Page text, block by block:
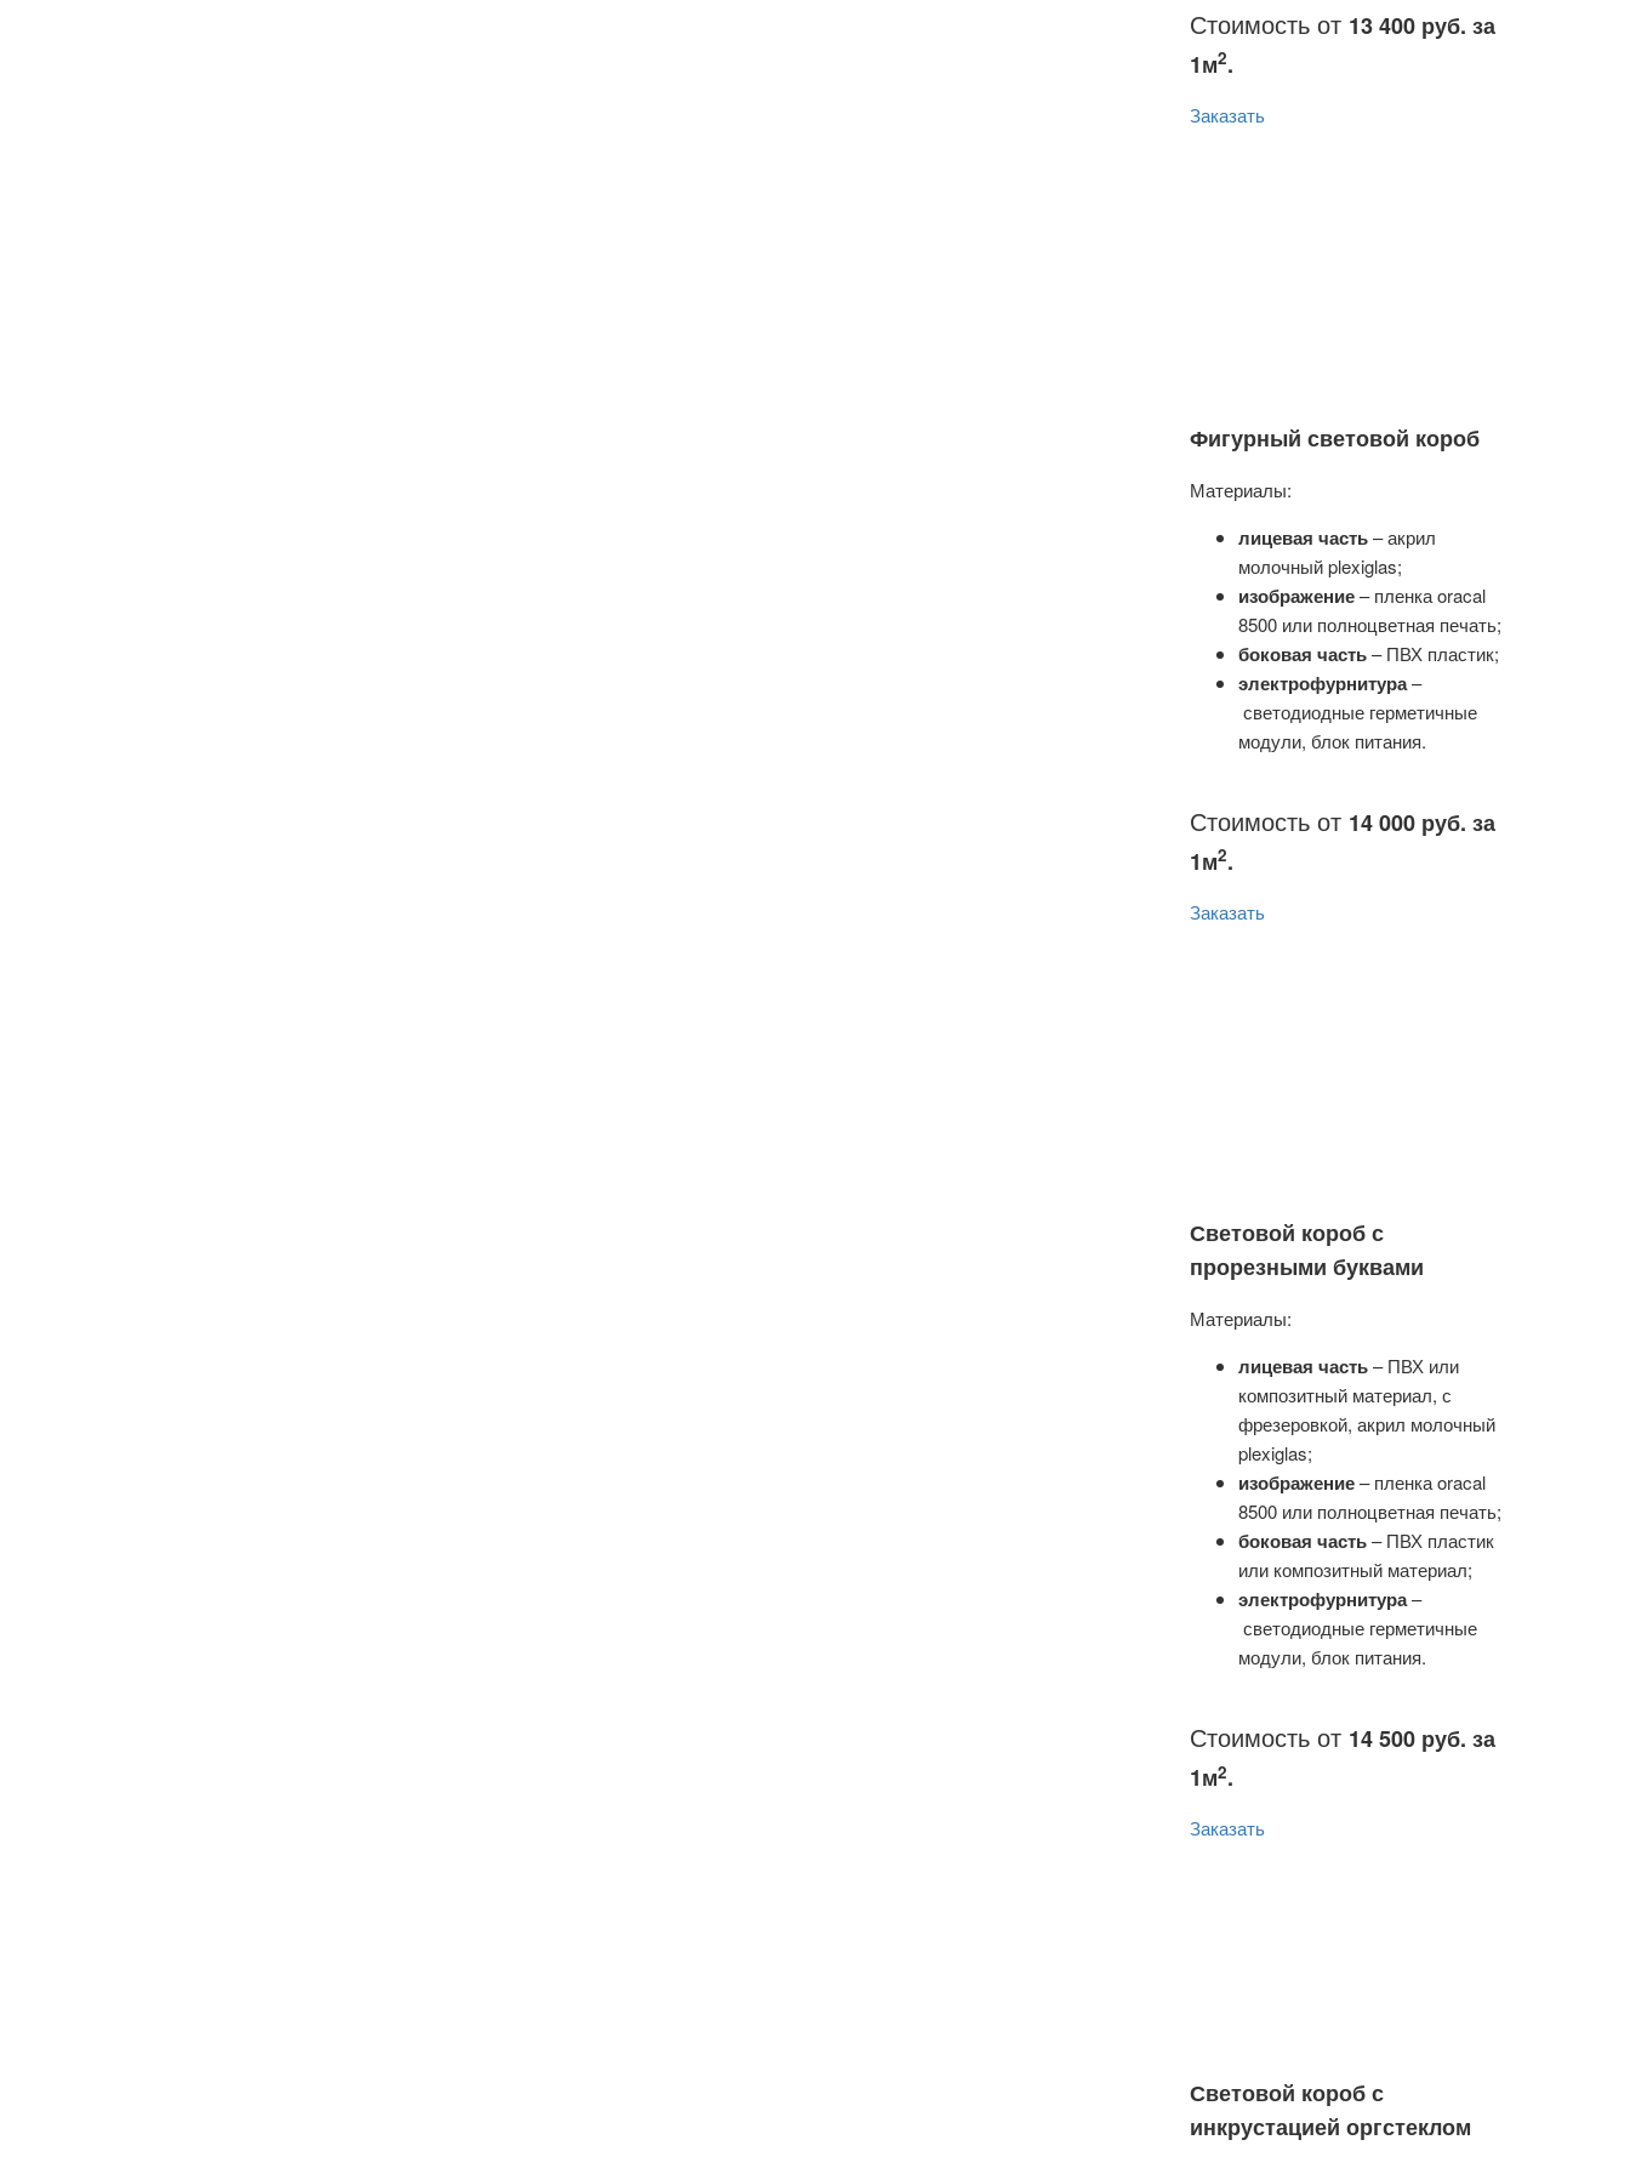
Стоимость от 13 400 руб. за
1м2.
Заказать
Фигурный световой короб
Материалы:
лицевая часть– акрил
молочный plexiglas;
изображение– пленка oracal
8500 или полноцветная печать;
боковая часть– ПВХ пластик;
электрофурнитура–
светодиодные герметичные
модули, блок питания.
Стоимость от 14 000 руб. за
1м2.
Заказать
Световой короб с
прорезными буквами
Материалы:
лицевая часть– ПВХ или
композитный материал, с
фрезеровкой, акрил молочный
plexiglas;
изображение– пленка oracal
8500 или полноцветная печать;
боковая часть– ПВХ пластик
или композитный материал;
электрофурнитура–
светодиодные герметичные
модули, блок питания.
Стоимость от 14 500 руб. за
1м2.
Заказать
Световой короб с
инкрустацией оргстеклом